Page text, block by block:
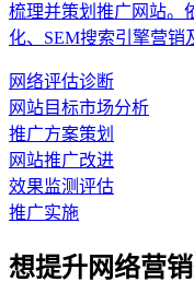
梳理并策划推广网站。
化、SEM搜索引擎营销
网络评估诊断
网站目标市场分析
推广方案策划
网站推广改进
效果监测评估
推广实施
想提升网络营